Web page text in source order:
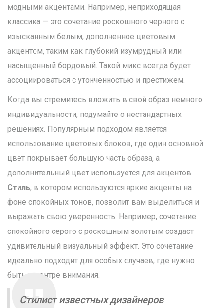
модными акцентами. Например, неприходящая
классика — это сочетание роскошного черного с
изысканным белым, дополненное цветовым
акцентом, таким как глубокий изумрудный или
насыщенный бордовый. Такой микс всегда будет
ассоциироваться с утонченностью и престижем.
Когда вы стремитесь вложить в свой образ немного
индивидуальности, подумайте о нестандартных
решениях. Популярным подходом является
использование цветовых блоков, где один основной
цвет покрывает большую часть образа, а
дополнительный цвет используется для акцентов.
Стиль, в котором используются яркие акценты на
фоне спокойных тонов, позволит вам выделиться и
выражать свою уверенность. Например, сочетание
спокойного серого с роскошным золотым создаст
удивительный визуальный эффект. Это сочетание
идеально подходит для особых случаев, где нужно
быть в центре внимания.
Стилист известных дизайнеров